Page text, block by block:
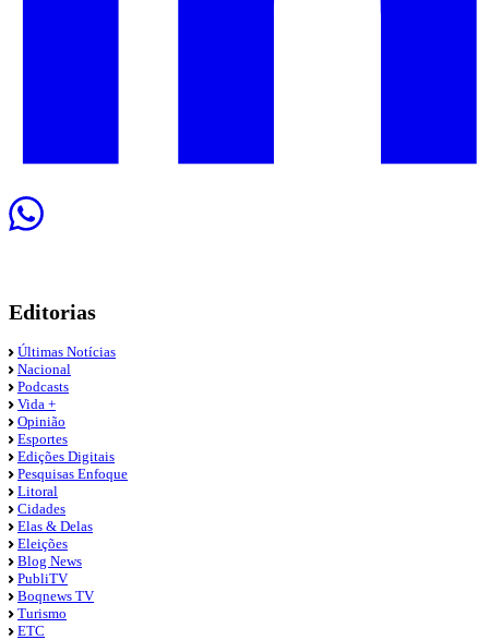
Editorias
Últimas Notícias
Nacional
Podcasts
Vida +
Opinião
Esportes
Edições Digitais
Pesquisas Enfoque
Litoral
Cidades
Elas & Delas
Eleições
Blog News
PubliTV
Boqnews TV
Turismo
ETC